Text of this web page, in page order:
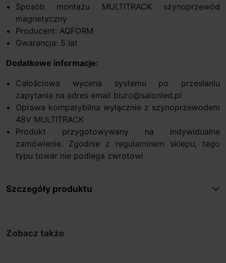
Sposób montażu MULTITRACK szynoprzewód
magnetyczny
Producent: AQFORM
Gwarancja: 5 lat
Dodatkowe informacje:
Całościowa wycena systemu po przesłaniu
zapytania na adres email biuro@salonled.pl
Oprawa kompatybilna wyłącznie z szynoprzewodem
48V MULTITRACK
Produkt przygotowywany na indywidualne
zamówienie. Zgodnie z regulaminem sklepu, tego
typu towar nie podlega zwrotowi
Szczegóły produktu
Zobacz także